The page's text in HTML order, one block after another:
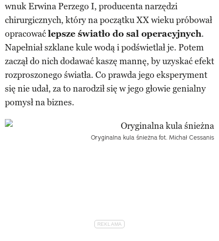
wnuk Erwina Perzego I, producenta narzędzi
chirurgicznych, który na początku XX wieku próbował
opracowaćlepsze światło do sal operacyjnych.
Napełniał szklane kule wodą i podświetlał je. Potem
zaczął do nich dodawać kaszę mannę, by uzyskać efekt
rozproszonego światła. Co prawda jego eksperyment
się nie udał, za to narodził się w jego głowie genialny
pomysł na biznes.
Oryginalna kula śnieżna fot. Michał Cessanis